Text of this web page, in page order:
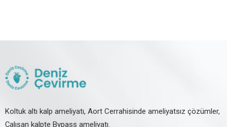
Koltuk altı kalp ameliyatı, Aort Cerrahisinde ameliyatsız çözümler,
Çalışan kalpte Bypass ameliyatı.